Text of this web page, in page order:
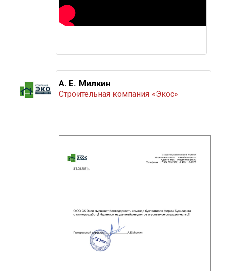
А. Е. Милкин
Строительная компания «Экос»